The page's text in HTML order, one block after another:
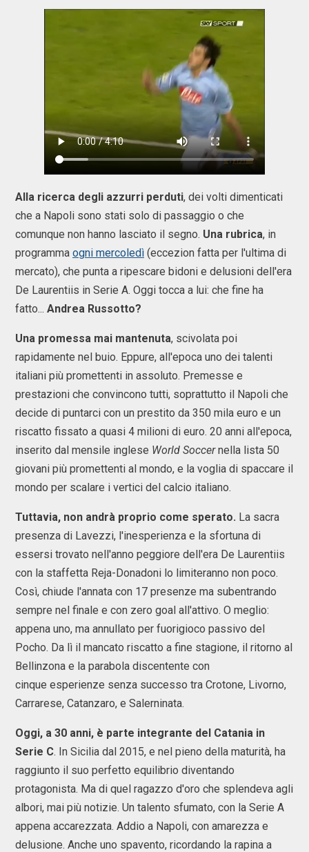
Alla ricerca degli azzurri perduti, dei volti dimenticati
che a Napoli sono stati solo di passaggio o che
comunque non hanno lasciato il segno. Una rubrica, in
programma ogni mercoledì (eccezion fatta per l'ultima di
mercato), che punta a ripescare bidoni e delusioni dell'era
De Laurentiis in Serie A. Oggi tocca a lui: che fine ha
fatto... Andrea Russotto?
Una promessa mai mantenuta, scivolata poi
rapidamente nel buio. Eppure, all'epoca uno dei talenti
italiani più promettenti in assoluto. Premesse e
prestazioni che convincono tutti, soprattutto il Napoli che
decide di puntarci con un prestito da 350 mila euro e un
riscatto fissato a quasi 4 milioni di euro. 20 anni all'epoca,
inserito dal mensile inglese World Soccernella lista 50
giovani più promettenti al mondo, e la voglia di spaccare il
mondo per scalare i vertici del calcio italiano.
Tuttavia, non andrà proprio come sperato. La sacra
presenza di Lavezzi, l'inesperienza e la sfortuna di
essersi trovato nell'anno peggiore dell'era De Laurentiis
con la staffetta Reja-Donadoni lo limiteranno non poco.
Così, chiude l'annata con 17 presenze ma subentrando
sempre nel finale e con zero goal all'attivo. O meglio:
appena uno, ma annullato per fuorigioco passivo del
Pocho. Da lì il mancato riscatto a fine stagione, il ritorno al
Bellinzona e la parabola discentente con
cinque esperienze senza successo tra Crotone, Livorno,
Carrarese, Catanzaro, e Salerninata.
Oggi, a 30 anni, è parte integrante del Catania in
Serie C. In Sicilia dal 2015, e nel pieno della maturità, ha
raggiunto il suo perfetto equilibrio diventando
protagonista. Ma di quel ragazzo d'oro che splendeva agli
albori, mai più notizie. Un talento sfumato, con la Serie A
appena accarezzata. Addio a Napoli, con amarezza e
delusione. Anche uno spavento, ricordando la rapina a